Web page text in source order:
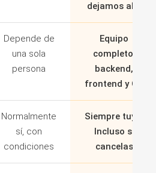
dejamos ahí.
Depende de
una sola
persona
Equipo
completo:
backend,
frontend y QA
Normalmente
sí, con
condiciones
Siempre tuyo.
Incluso si
cancelas